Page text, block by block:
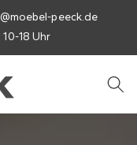
peeck.de
10-18 Uhr